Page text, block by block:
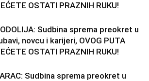
OSTATI PRAZNIH RUKU!
Sudbina sprema preokret u
novcu i karijeri, OVOG PUTA
OSTATI PRAZNIH RUKU!
Sudbina sprema preokret u